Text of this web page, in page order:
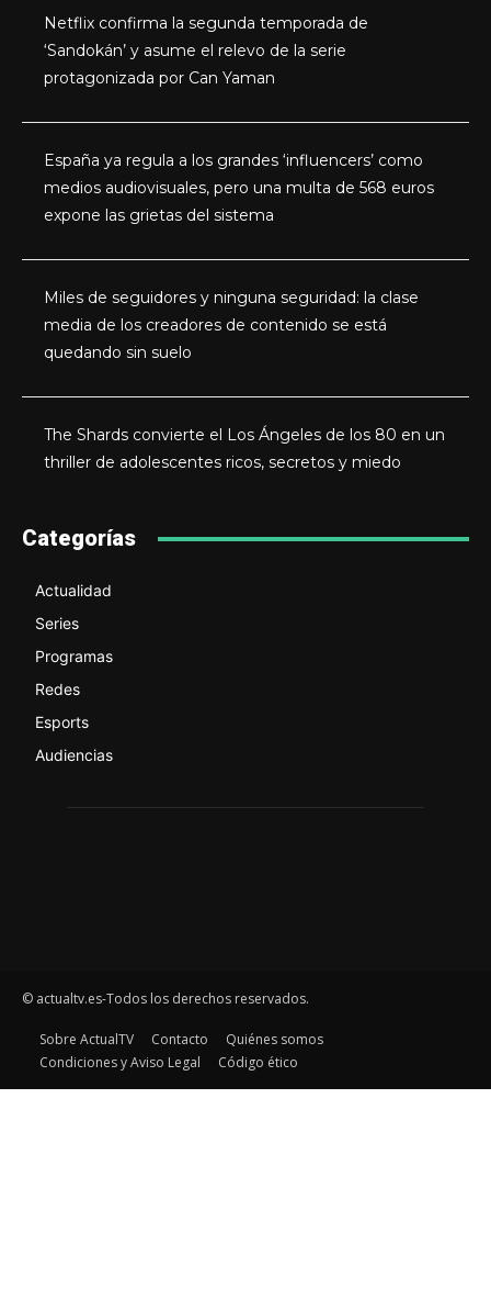
Netflix confirma la segunda temporada de
‘Sandokán’ y asume el relevo de la serie
protagonizada por Can Yaman
España ya regula a los grandes ‘influencers’ como
medios audiovisuales, pero una multa de 568 euros
expone las grietas del sistema
Miles de seguidores y ninguna seguridad: la clase
media de los creadores de contenido se está
quedando sin suelo
The Shards convierte el Los Ángeles de los 80 en un
thriller de adolescentes ricos, secretos y miedo
Categorías
Actualidad
Series
Programas
Redes
Esports
Audiencias
© actualtv.es-Todos los derechos reservados.
Sobre ActualTV Contacto
Quiénes somos
Condiciones y Aviso Legal
Código ético